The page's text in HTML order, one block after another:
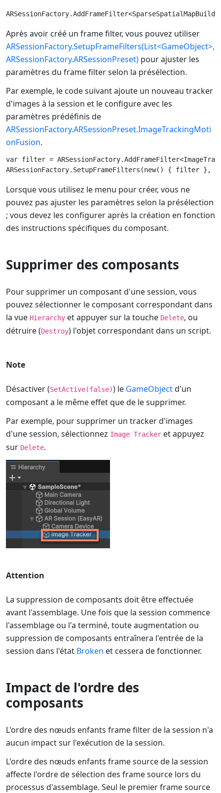
Après avoir créé un frame filter, vous pouvez utiliser
ARSessionFactory.SetupFrameFilters(List<GameObject>,
ARSessionFactory.ARSessionPreset) pour ajuster les
paramètres du frame filter selon la présélection.
Par exemple, le code suivant ajoute un nouveau tracker
d'images à la session et le configure avec les
paramètres prédéfinis de
ARSessionFactory.ARSessionPreset.ImageTrackingMoti
onFusion.
var filter =
Lorsque vous utilisez le menu pour créer, vous ne
pouvez pas ajuster les paramètres selon la présélection
; vous devez les configurer après la création en fonction
des instructions spécifiques du composant.
Supprimer des composants
Pour supprimer un composant d'une session, vous
pouvez sélectionner le composant correspondant dans
la vue Hierarchy et appuyer sur la touche Delete, ou
détruire (Destroy) l'objet correspondant dans un script.
Note
Désactiver (SetActive(false)) le GameObjectd'un
composant a le même effet que de le supprimer.
Par exemple, pour supprimer un tracker d'images
d'une session, sélectionnez Image Tracker et appuyez
sur Delete.
Attention
La suppression de composants doit être effectuée
avant l'assemblage. Une fois que la session commence
l'assemblage ou l'a terminé, toute augmentation ou
suppression de composants entraînera l'entrée de la
session dans l'état Broken et cessera de fonctionner.
Impact de l'ordre des
composants
L'ordre des nœuds enfants frame filter de la session n'a
aucun impact sur l'exécution de la session.
L'ordre des nœuds enfants frame source de la session
affecte l'ordre de sélection des frame source lors du
processus d'assemblage. Seul le premier frame source